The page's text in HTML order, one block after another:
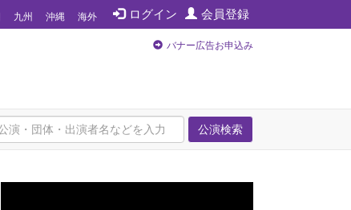
ログイン 会員登録
九州 沖縄 海外
バナー広告お申込み
公演検索